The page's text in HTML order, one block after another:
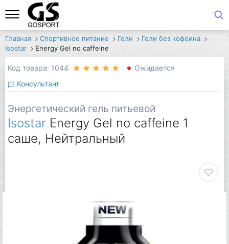
Главная Спортивное питание Гели
Гели без кофеина
Isostar
Energy Gel no caffeine
Код товара: 1044
Ожидается
Консультант
Энергетический гель питьевой
Isostar Energy Gel no caffeine 1
саше, Нейтральный